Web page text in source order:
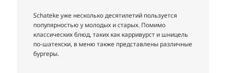
Schateke уже несколько десятилетий пользуется
популярностью у молодых и старых. Помимо
классических блюд, таких как карривурст и шницель
по-шатекски, в меню также представлены различные
бургеры.